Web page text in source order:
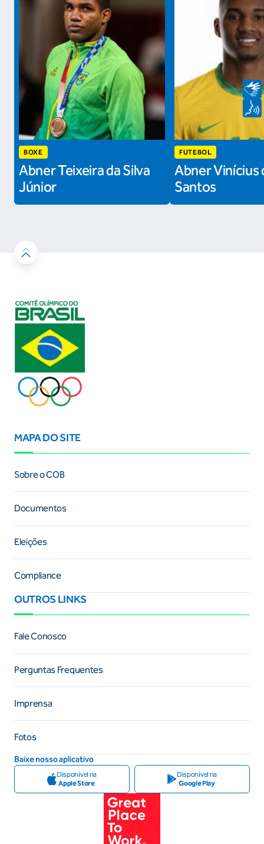
BOXE
Abner Teixeira da Silva
Júnior
FUTEBOL
Abner Vinícius
Santos
MAPA DO SITE
Sobre o COB
Documentos
Eleições
Compliance
OUTROS LINKS
Fale Conosco
Perguntas Frequentes
Imprensa
Fotos
Baixe nosso aplicativo
Disponível na
Apple Store
Disponível na
Google Play